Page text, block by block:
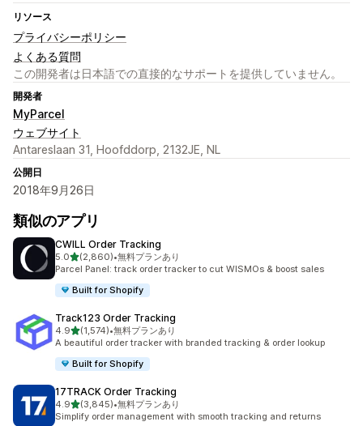
リソース
プライバシーポリシー
よくある質問
この開発者は日本語での直接的なサポートを提供していません。
開発者
MyParcel
ウェブサイト
Antareslaan 31, Hoofddorp, 2132JE, NL
公開日
2018年9月26日
類似のアプリ
CWILL Order Tracking
5.05つ星中
(2,860)
合計レビュー数：2860件
•無料プランあり
Parcel Panel: track order tracker to cut WISMOs & boost sales
Built for Shopify
Track123 Order Tracking
4.95つ星中
(1,574)
合計レビュー数：1574件
•無料プランあり
A beautiful order tracker with branded tracking & order lookup
Built for Shopify
17TRACK Order Tracking
4.95つ星中
(3,845)
合計レビュー数：3845件
•無料プランあり
Simplify order management with smooth tracking and returns